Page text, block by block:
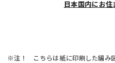
日本国内にお
※注！ こちらは紙に印刷した編み